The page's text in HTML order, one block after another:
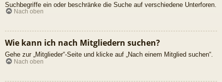
Suchbegriffe ein oder beschränke die Suche auf verschiedene Unterforen.
Nach oben
Wie kann ich nach Mitgliedern suchen?
Gehe zur „Mitglieder“-Seite und klicke auf „Nach einem Mitglied suchen“.
Nach oben